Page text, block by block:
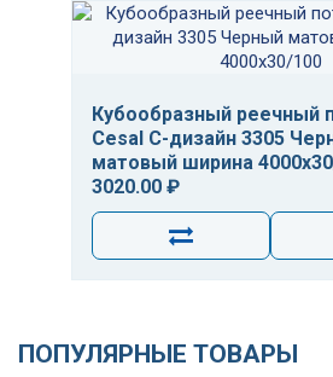
Кубообразный реечный
Cesal C-дизайн 3305
матовый ширина
3020.00 ₽
ПОПУЛЯРНЫЕ ТОВАРЫ